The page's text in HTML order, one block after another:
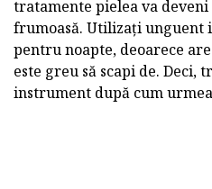
tratamente pielea va
frumoasă. Utilizați unguent
pentru noapte, deoarece
este greu să scapi de. Deci,
instrument după cum